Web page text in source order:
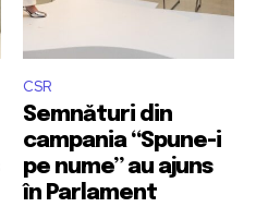
CSR
Semnături din
campania “Spune-i
pe nume” au ajuns
în Parlament